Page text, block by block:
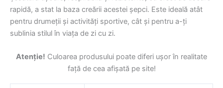
rapidă, a stat la baza creării acestei șepci. Este ideală atât
pentru drumeții și activități sportive, cât și pentru a-ți
sublinia stilul în viața de zi cu zi.
Atenție! Culoarea produsului poate diferi ușor în realitate
față de cea afișată pe site!